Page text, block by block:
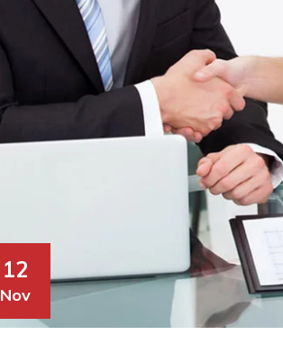
12
Nov